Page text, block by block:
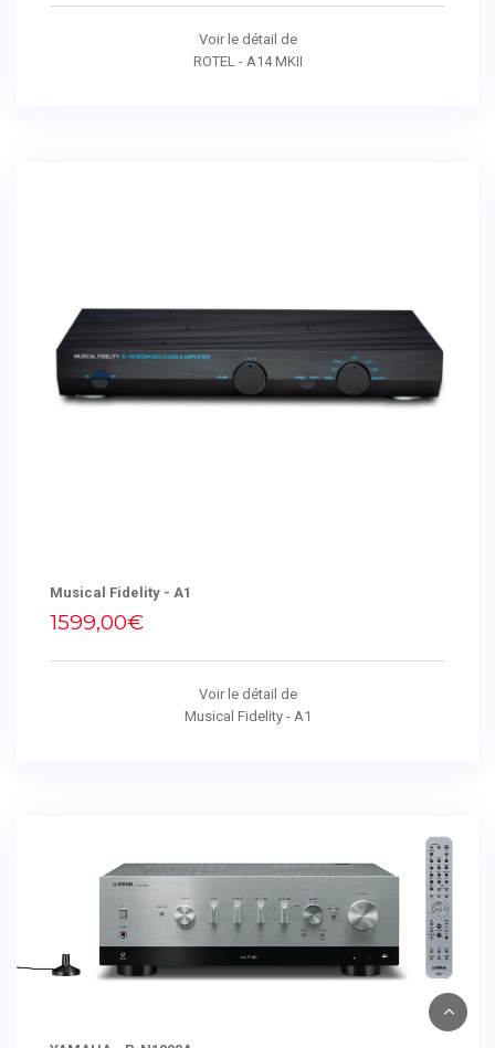
Voir le détail de
ROTEL - A14 MKII
Musical Fidelity - A1
1599,00€
Voir le détail de
Musical Fidelity - A1